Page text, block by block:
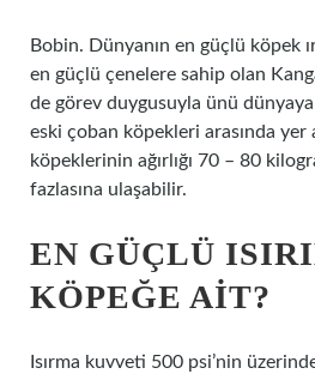
Bobin. Dünyanın en güçlü köpek
en güçlü çenelere sahip olan
de görev duygusuyla ünü dünyaya
eski çoban köpekleri arasında yer
köpeklerinin ağırlığı 70 – 80
fazlasına ulaşabilir.
EN GÜÇLÜ
KÖPEĞE AIT?
Isırma kuvveti 500 psi’nin